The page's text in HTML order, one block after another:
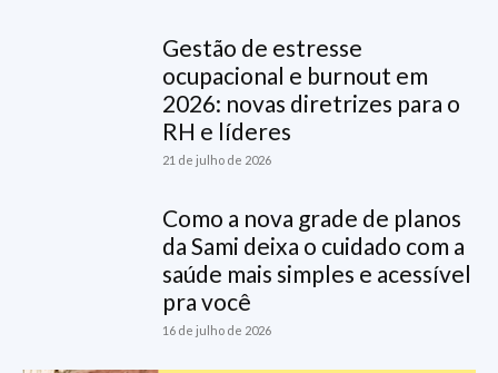
Gestão de estresse
ocupacional e burnout em
2026: novas diretrizes para o
RH e líderes
21 de julho de 2026
Como a nova grade de planos
da Sami deixa o cuidado com a
saúde mais simples e acessível
pra você
16 de julho de 2026